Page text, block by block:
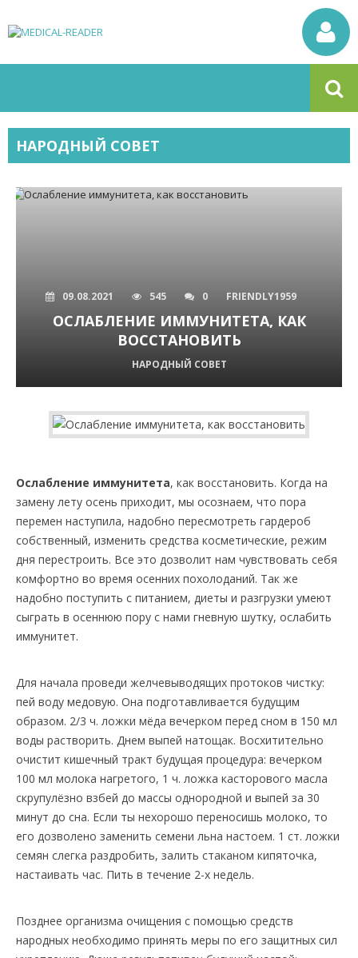
НАРОДНЫЙ СОВЕТ
09.08.2021 545 0 FRIENDLY1959
ОСЛАБЛЕНИЕ ИММУНИТЕТА, КАК
ВОССТАНОВИТЬ
НАРОДНЫЙ СОВЕТ
Ослабление иммунитета, как восстановить. Когда на
замену лету осень приходит, мы осознаем, что пора
перемен наступила, надобно пересмотреть гардероб
собственный, изменить средства косметические, режим
дня перестроить. Все это дозволит нам чувствовать себя
комфортно во время осенних похолоданий. Так же
надобно поступить с питанием, диеты и разгрузки умеют
сыграть в осеннюю пору с нами гневную шутку, ослабить
иммунитет.
Для начала проведи желчевыводящих протоков чистку:
пей воду медовую. Она подготавливается будущим
образом. 2/3 ч. ложки мёда вечерком перед сном в 150 мл
воды растворить. Днем выпей натощак. Восхитительно
очистит кишечный тракт будущая процедура: вечерком
100 мл молока нагретого, 1 ч. ложка касторового масла
скрупулёзно взбей до массы однородной и выпей за 30
минут до сна. Если ты нехорошо переносишь молоко, то
его дозволено заменить семени льна настоем. 1 ст. ложки
семян слегка раздробить, залить стаканом кипяточка,
настаивать час. Пить в течение 2-х недель.
Позднее организма очищения с помощью средств
народных необходимо принять меры по его защитных сил